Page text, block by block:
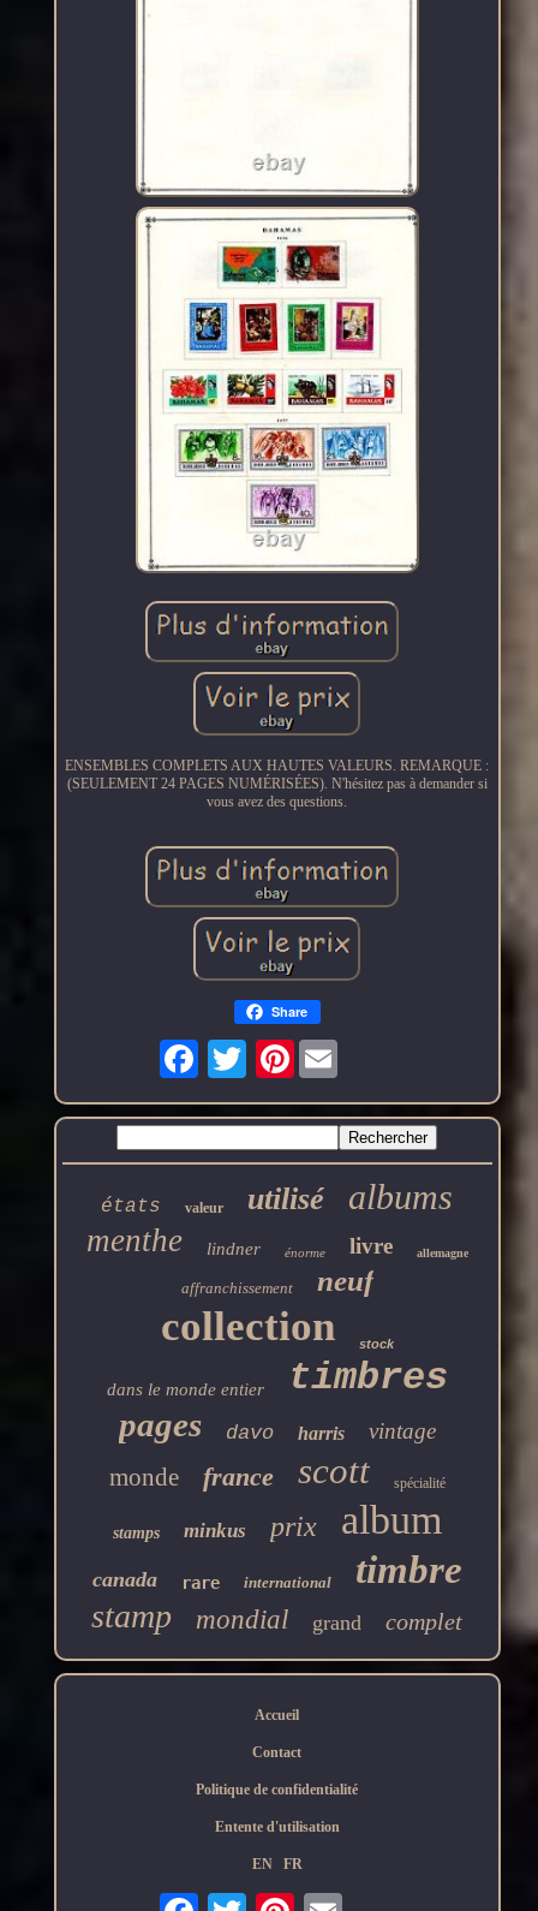
ENSEMBLES COMPLETS AUX HAUTES VALEURS. REMARQUE :
(SEULEMENT 24 PAGES NUMÉRISÉES). N'hésitez pas à demander si
vous avez des questions.
Share
Pinterest
états valeur utilisé albums
menthe lindner énorme livre allemagne
affranchissement neuf
collection stock
dans le monde entier timbres
pages davo harris vintage
monde france scott spécialité
stamps minkus prix album
canada rare international timbre
stamp mondial grand complet
Accueil
Contact
Politique de confidentialité
Entente d'utilisation
EN FR